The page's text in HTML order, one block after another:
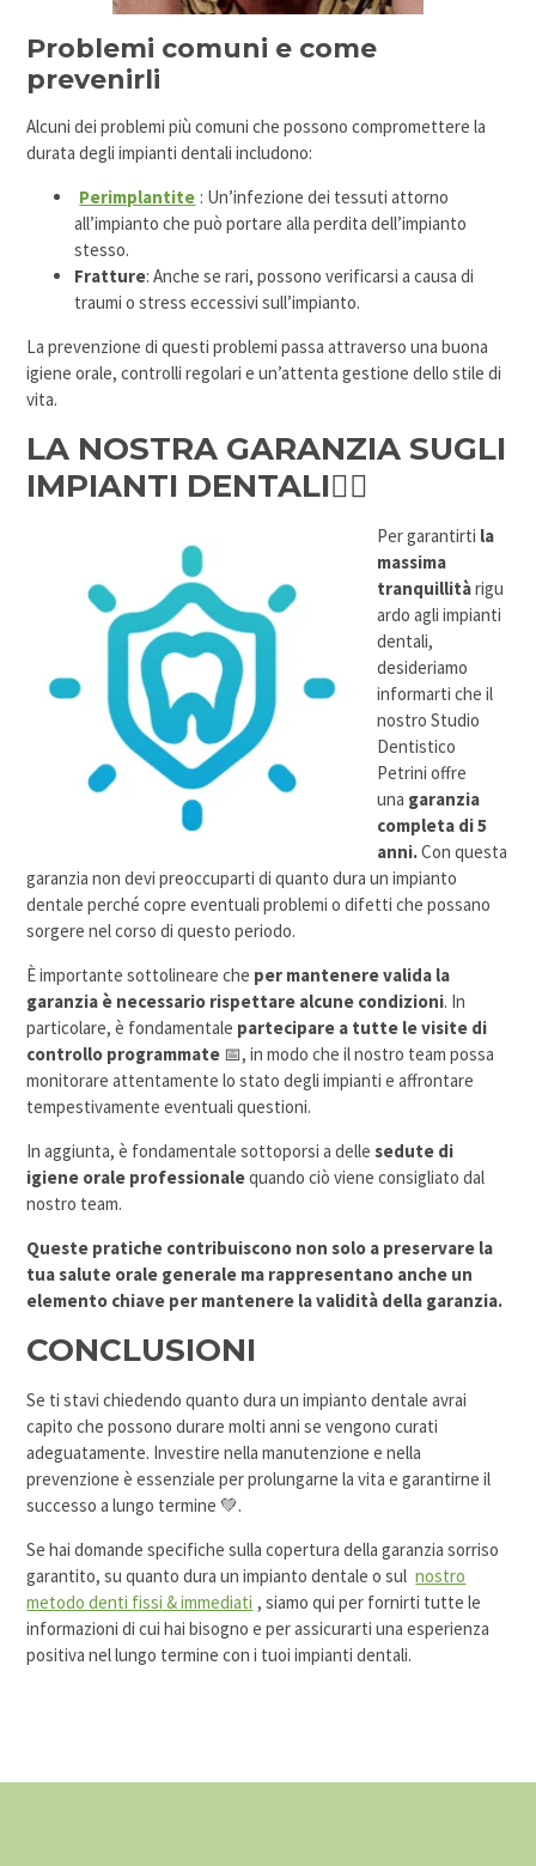
Problemi comuni e come
prevenirli
Alcuni dei problemi più comuni che possono compromettere la
durata degli impianti dentali includono:
Perimplantite : Un’infezione dei tessuti attorno
all’impianto che può portare alla perdita dell’impianto
stesso.
Fratture: Anche se rari, possono verificarsi a causa di
traumi o stress eccessivi sull’impianto.
La prevenzione di questi problemi passa attraverso una buona
igiene orale, controlli regolari e un’attenta gestione dello stile di
vita.
LA NOSTRA GARANZIA SUGLI
IMPIANTI DENTALI👨‍⚕️
Per garantirti la
massima
tranquillitàrigu
ardo agli impianti
dentali,
desideriamo
informarti che il
nostro Studio
Dentistico
Petrini offre
una garanzia
completa di 5
anni.Con questa
garanzia non devi preoccuparti di quanto dura un impianto
dentale perché copre eventuali problemi o difetti che possano
sorgere nel corso di questo periodo.
È importante sottolineare che per mantenere valida la
garanzia è necessario rispettare alcune condizioni. In
particolare, è fondamentale partecipare a tutte le visite di
controllo programmate 📅, in modo che il nostro team possa
monitorare attentamente lo stato degli impianti e affrontare
tempestivamente eventuali questioni.
In aggiunta, è fondamentale sottoporsi a dellesedute di
igiene orale professionalequando ciò viene consigliato dal
nostro team.
Queste pratiche contribuiscono non solo a preservare la
tua salute orale generale ma rappresentano anche un
elemento chiave per mantenere la validità della garanzia.
CONCLUSIONI
Se ti stavi chiedendo quanto dura un impianto dentale avrai
capito che possono durare molti anni se vengono curati
adeguatamente. Investire nella manutenzione e nella
prevenzione è essenziale per prolungarne la vita e garantirne il
successo a lungo termine 💚.
Se hai domande specifiche sulla copertura della garanzia sorriso
garantito, su quanto dura un impianto dentale o sul nostro
metodo denti fissi & immediati , siamo qui per fornirti tutte le
informazioni di cui hai bisogno e per assicurarti una esperienza
positiva nel lungo termine con i tuoi impianti dentali.